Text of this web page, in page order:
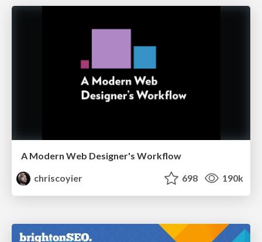
A Modern Web Designer's Workflow
chriscoyier
698 190k